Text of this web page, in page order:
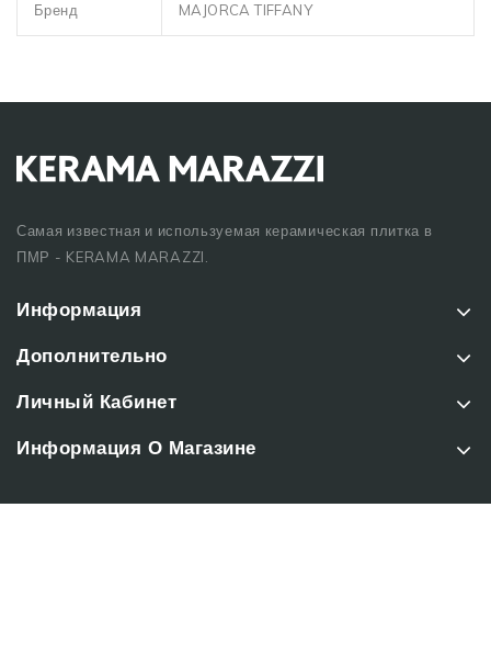
Бренд MAJORCA TIFFANY
Самая известная и используемая керамическая плитка в
ПМР - KERAMA MARAZZI.
Информация
Дополнительно
Личный Кабинет
Информация О Магазине